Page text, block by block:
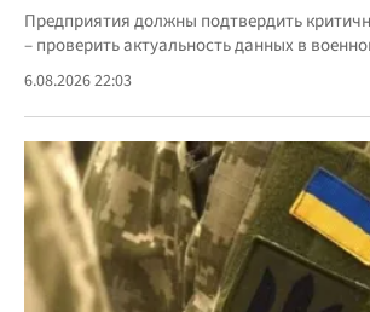
Предприятия должны подтвердить
– проверить актуальность данных в
6.08.2026 22:03